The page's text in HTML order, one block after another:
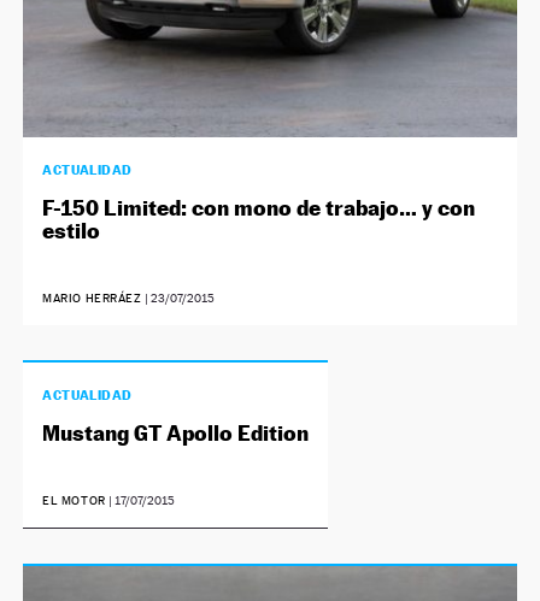
ACTUALIDAD
F-150 Limited: con mono de trabajo… y con
estilo
MARIO HERRÁEZ | 23/07/2015
ACTUALIDAD
Mustang GT Apollo Edition
EL MOTOR | 17/07/2015